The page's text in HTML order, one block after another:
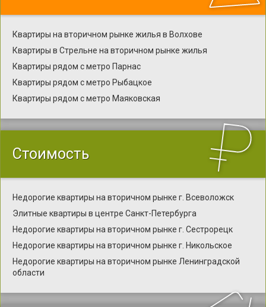
Квартиры на вторичном рынке жилья в Волхове
Квартиры в Стрельне на вторичном рынке жилья
Квартиры рядом с метро Парнас
Квартиры рядом с метро Рыбацкое
Квартиры рядом с метро Маяковская
Стоимость
Недорогие квартиры на вторичном рынке г. Всеволожск
Элитные квартиры в центре Санкт-Петербурга
Недорогие квартиры на вторичном рынке г. Сестрорецк
Недорогие квартиры на вторичном рынке г. Никольское
Недорогие квартиры на вторичном рынке Ленинградской
области